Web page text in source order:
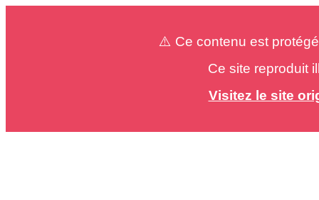
⚠️ Ce contenu est
Ce site reproduit
Visitez le site